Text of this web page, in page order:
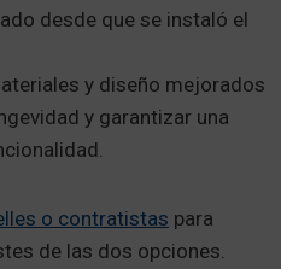
desde que se instaló el
y diseño mejorados
y garantizar una
o contratistas para
de las dos opciones.